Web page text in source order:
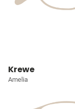
Krewe
Amelia